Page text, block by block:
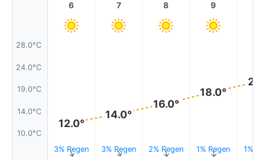
28.0°C
24.0°C
19.0°C
14.0°C
10.0°C
6
12.0°
3% Regen
↑
7
14.0°
3% Regen
↑
8
16.0°
2% Regen
↑
9
18.0°
1% Regen
↑ 1%